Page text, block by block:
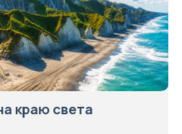
краю света